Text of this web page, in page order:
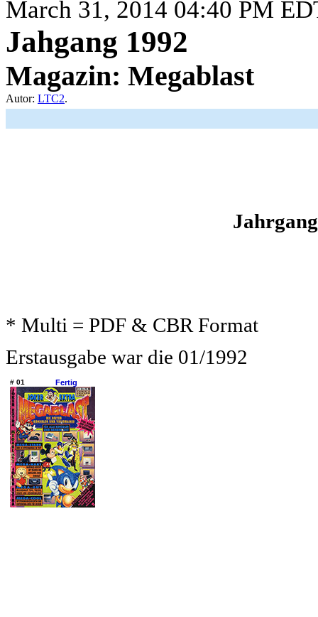
March 31, 2014 04:40 PM
Jahgang 1992
Magazin: Megablast
Autor: LTC2.
* Multi = PDF & CBR Format
Erstausgabe war die 01/1992
# 01 Fertig